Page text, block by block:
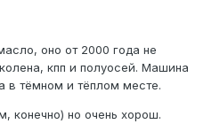
оно от 2000 года не
кпп и полуосей. Машина
в тёмном и тёплом месте.
конечно) но очень хорош.